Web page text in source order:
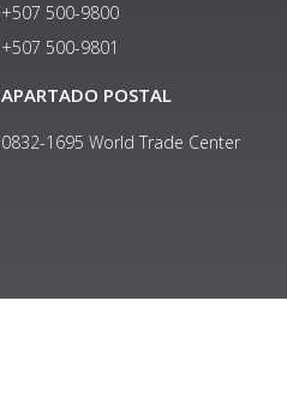
+507 500-9800
+507 500-9801​
APARTADO POSTAL
0832-1695 World Trade Center